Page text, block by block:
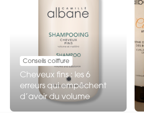
Conseils coiffure
Cheveux fins : les 6
erreurs qui empêchent
d’avoir du volume